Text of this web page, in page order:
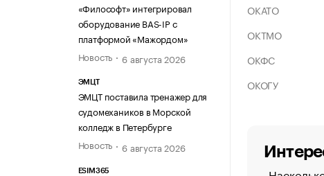
«Философт» интегрировал
оборудование BAS-IP с
платформой «Мажордом»
Новость
6 августа 2026
ЭМЦТ
ЭМЦТ поставила тренажер для
судомехаников в Морской
колледж в Петербурге
Новость
6 августа 2026
ESIM365
ОКАТО
ОКТМО
ОКФС
ОКОГУ